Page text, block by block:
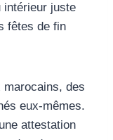
intérieur juste
fêtes de fin
marocains, des
eux-mêmes.
attestation